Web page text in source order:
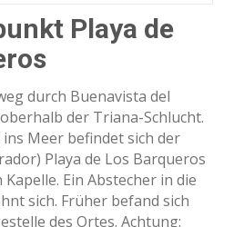
Playa de
durch Buenavista del
der Triana-Schlucht.
Meer befindet sich der
Playa de Los Barqueros
Ein Abstecher in die
sich. Früher befand sich
des Ortes. Achtung: